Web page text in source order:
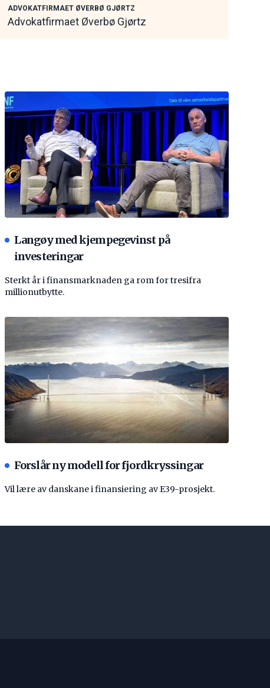
ADVOKATFIRMAET ØVERBØ GJØRTZ
Advokatfirmaet Øverbø Gjørtz
Langøy med kjempegevinst på
investeringar
Sterkt år i finansmarknaden ga rom for tresifra
millionutbytte.
Forslår ny modell for fjordkryssingar
Vil lære av danskane i finansiering av E39-prosjekt.